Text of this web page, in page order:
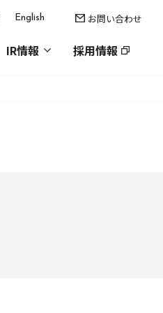
English お問い合わせ
IR情報 採用情報